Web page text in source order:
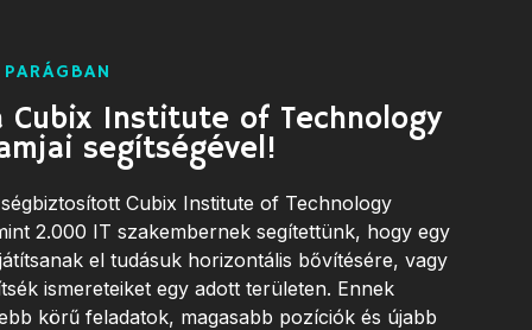
Cubix Institute of Technology
segítségével!
Cubix Institute of Technology
2.000 IT szakembernek segítettünk, hogy egy
el tudásuk horizontális bővítésére, vagy
ismereteiket egy adott területen. Ennek
körű feladatok, magasabb pozíciók és újabb